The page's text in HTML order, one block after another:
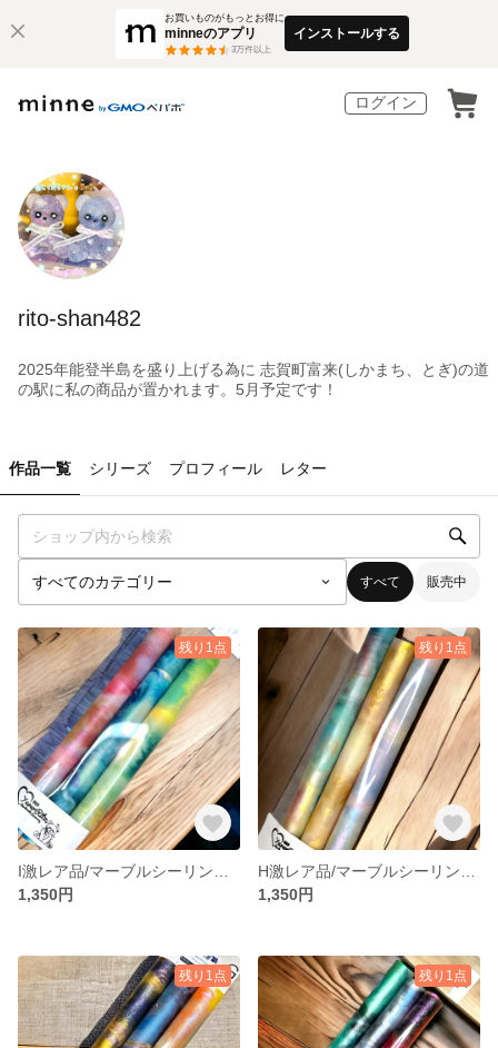
お買いものがもっとお得に
minneのアプリ
3万件以上
インストールする
ログイン
rito-shan482
2025年能登半島を盛り上げる為に 志賀町富来(しかまち、とぎ)の道
の駅に私の商品が置かれます。5月予定です！
作品一覧 シリーズ プロフィール レター
すべて 販売中
残り1点
1,350円
残り1点
1,350円
残り1点 残り1点